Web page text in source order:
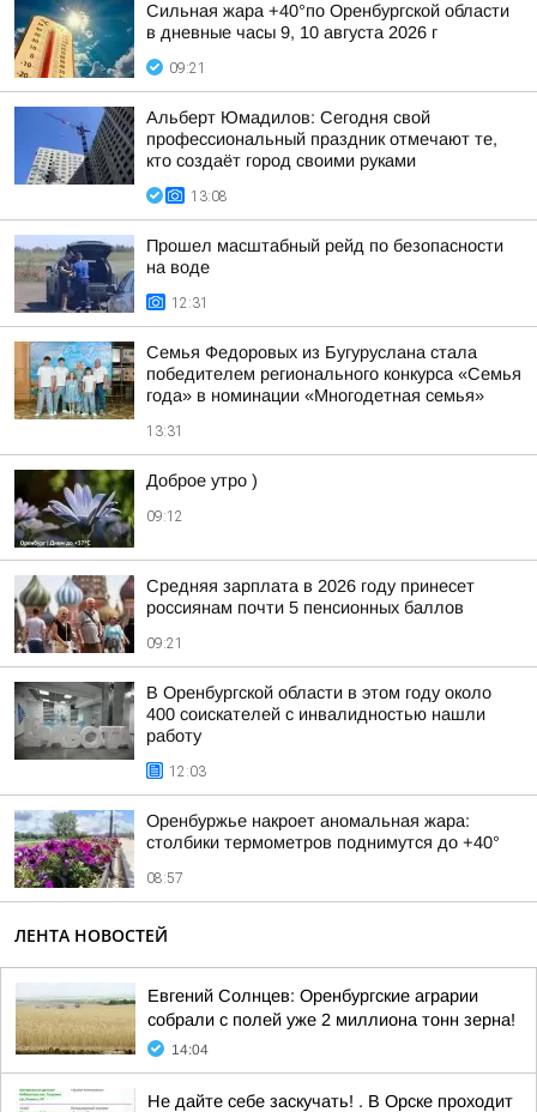
Сильная жара +40°по Оренбургской области
в дневные часы 9, 10 августа 2026 г
09:21
Альберт Юмадилов: Сегодня свой
профессиональный праздник отмечают те,
кто создаёт город своими руками
13:08
Прошел масштабный рейд по безопасности
на воде
12:31
Семья Федоровых из Бугуруслана стала
победителем регионального конкурса «Семья
года» в номинации «Многодетная семья»
13:31
Доброе утро )
09:12
Средняя зарплата в 2026 году принесет
россиянам почти 5 пенсионных баллов
09:21
В Оренбургской области в этом году около
400 соискателей с инвалидностью нашли
работу
12:03
Оренбуржье накроет аномальная жара:
столбики термометров поднимутся до +40°
08:57
ЛЕНТА НОВОСТЕЙ
Евгений Солнцев: Оренбургские аграрии
собрали с полей уже 2 миллиона тонн зерна!
14:04
Не дайте себе заскучать! . В Орске проходит